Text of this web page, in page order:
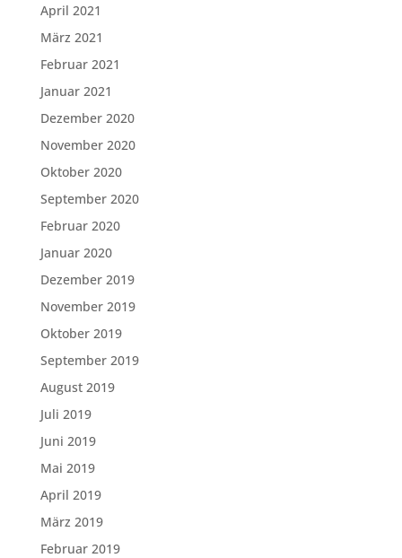
April 2021
März 2021
Februar 2021
Januar 2021
Dezember 2020
November 2020
Oktober 2020
September 2020
Februar 2020
Januar 2020
Dezember 2019
November 2019
Oktober 2019
September 2019
August 2019
Juli 2019
Juni 2019
Mai 2019
April 2019
März 2019
Februar 2019